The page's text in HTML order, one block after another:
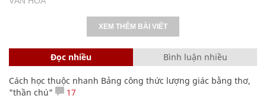
XEM THÊM BÀI VIẾT
Đọc nhiều Bình luận nhiều
Cách học thuộc nhanh Bảng công thức lượng giác bằng thơ,
"thần chú"
17